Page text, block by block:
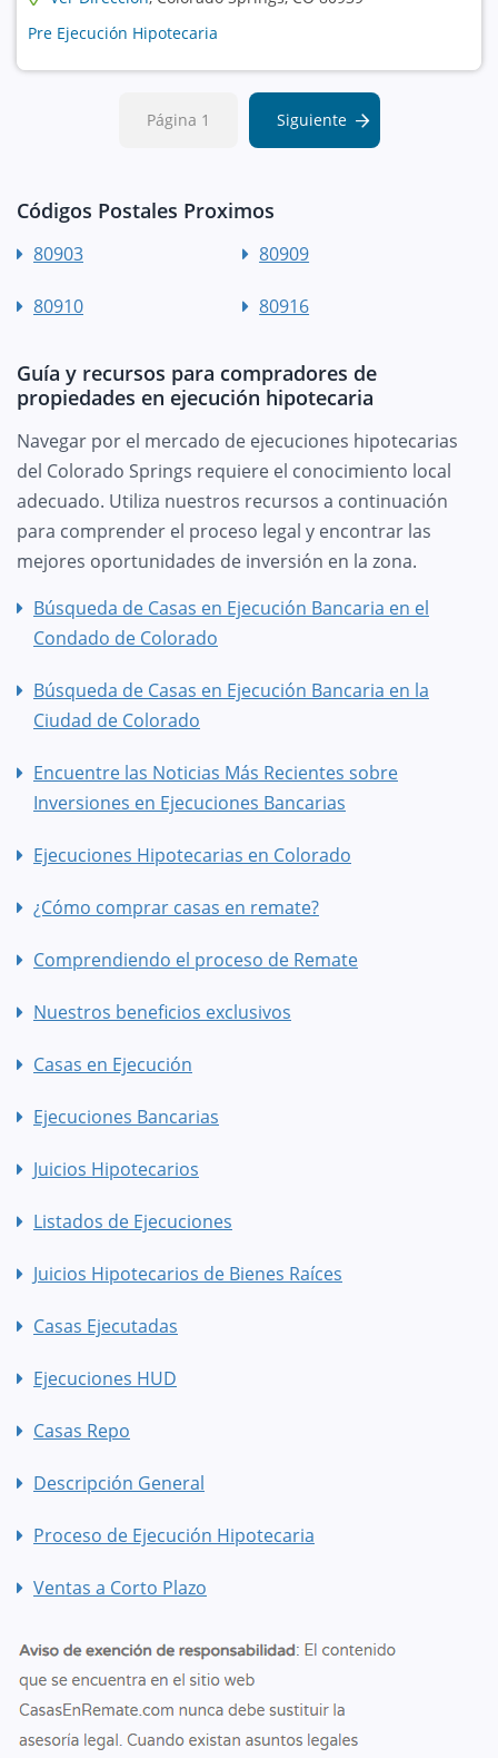
Pre Ejecución Hipotecaria
Página 1 Siguiente
Códigos Postales Proximos
80903 80909
80910 80916
Guía y recursos para compradores de
propiedades en ejecución hipotecaria
Navegar por el mercado de ejecuciones hipotecarias
del Colorado Springs requiere el conocimiento local
adecuado. Utiliza nuestros recursos a continuación
para comprender el proceso legal y encontrar las
mejores oportunidades de inversión en la zona.
Búsqueda de Casas en Ejecución Bancaria en el
Condado de Colorado
Búsqueda de Casas en Ejecución Bancaria en la
Ciudad de Colorado
Encuentre las Noticias Más Recientes sobre
Inversiones en Ejecuciones Bancarias
Ejecuciones Hipotecarias en Colorado
¿Cómo comprar casas en remate?
Comprendiendo el proceso de Remate
Nuestros beneficios exclusivos
Casas en Ejecución
Ejecuciones Bancarias
Juicios Hipotecarios
Listados de Ejecuciones
Juicios Hipotecarios de Bienes Raíces
Casas Ejecutadas
Ejecuciones HUD
Casas Repo
Descripción General
Proceso de Ejecución Hipotecaria
Ventas a Corto Plazo